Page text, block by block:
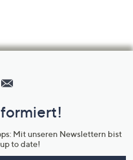
Mit unseren Newslettern bist
to date!